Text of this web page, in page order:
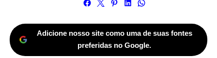
Adicione nosso site como uma de suas fontes
preferidas no Google.